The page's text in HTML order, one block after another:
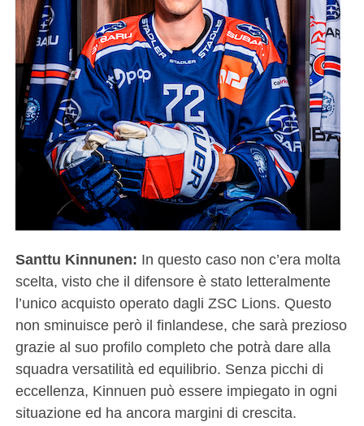
Santtu Kinnunen: In questo caso non c’era molta
scelta, visto che il difensore è stato letteralmente
l’unico acquisto operato dagli ZSC Lions. Questo
non sminuisce però il finlandese, che sarà prezioso
grazie al suo profilo completo che potrà dare alla
squadra versatilità ed equilibrio. Senza picchi di
eccellenza, Kinnuen può essere impiegato in ogni
situazione ed ha ancora margini di crescita.